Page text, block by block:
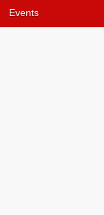
Events